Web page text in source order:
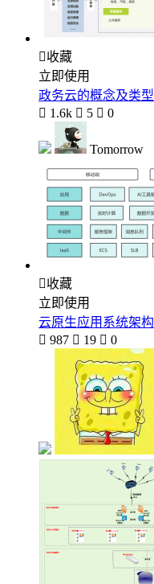
收藏
立即使用
政务云的概念及类型
 1.6k  5  0
Tomorrow
收藏
立即使用
云原生应用系统架构
 987  19  0